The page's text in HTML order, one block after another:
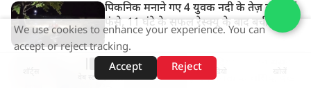
पिकनिक मनाने गए 4 युवक नदी के तेज़ बहाव में
फंसे, 11 घंटे के सफल रेस्क्यू के बाद बची जान
‘आप लोगों ने दीदी को भगा दिया…’, जब संसद
में प्रियंका गांधी से भिड़ गए ममता के सांसद, देखें
वेब स्टोरीज़
We use cookies to enhance your experience. You can
accept or reject tracking.
Accept
Reject